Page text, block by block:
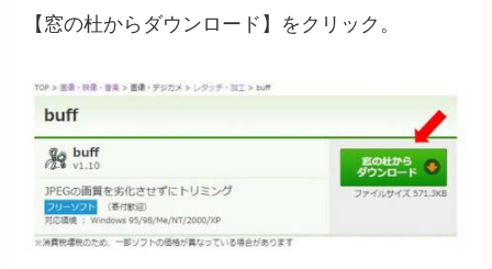
【窓の杜からダウンロード】をクリック。